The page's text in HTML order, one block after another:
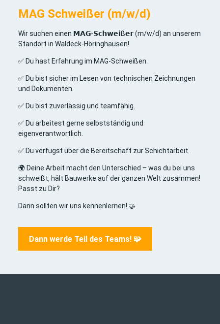
MAG Schweißer (m/w/d)
Wir suchen einen 𝗠𝗔𝗚-𝗦𝗰𝗵𝘄𝗲𝗶ß𝗲𝗿 (m/w/d) an unserem
Standort in Waldeck-Höringhausen!
✅ Du hast Erfahrung im MAG-Schweißen.
✅ Du bist sicher im Lesen von technischen Zeichnungen
und Dokumenten.
✅ Du bist zuverlässig und teamfähig.
✅ Du arbeitest gerne selbstständig und
eigenverantwortlich.
✅ Du verfügst über die Bereitschaft zur Schichtarbeit.
🌍 Deine Arbeit macht den Unterschied – was du bei uns
schweißt, hält Bauwerke auf der ganzen Welt zusammen!
Passt zu Dir?
Dann sollten wir uns kennenlernen! 🤝
Dann werde Teil des Teams! 🧩